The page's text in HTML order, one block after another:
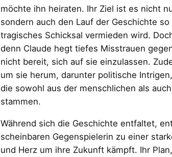
möchte ihn heiraten. Ihr Ziel ist es nicht
sondern auch den Lauf der Geschichte
tragisches Schicksal vermieden wird.
denn Claude hegt tiefes Misstrauen
nicht bereit, sich auf sie einzulassen.
um sie herum, darunter politische
die sowohl aus der menschlichen als
stammen.
Während sich die Geschichte entfaltet,
scheinbaren Gegenspielerin zu einer
und Herz um ihre Zukunft kämpft. Ihr